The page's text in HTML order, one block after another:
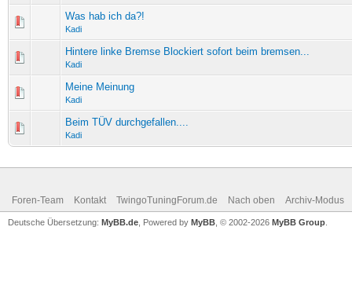
Was hab ich da?!
Kadi
Hintere linke Bremse Blockiert sofort beim bremsen...
Kadi
Meine Meinung
Kadi
Beim TÜV durchgefallen....
Kadi
Foren-Team Kontakt TwingoTuningForum.de Nach oben Archiv-Modus
Deutsche Übersetzung: MyBB.de , Powered by MyBB , © 2002-2026 MyBB Group